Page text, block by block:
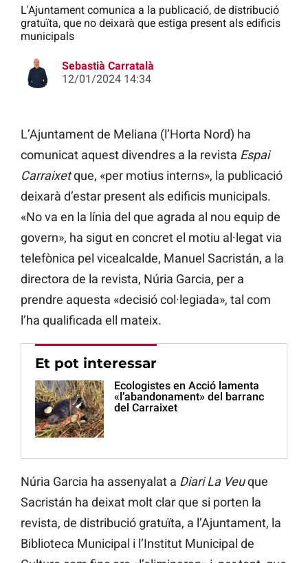
L'Ajuntament comunica a la publicació, de distribució
gratuïta, que no deixarà que estiga present als edificis
municipals
Sebastià Carratalà
12/01/2024 14:34
L’Ajuntament de Meliana (l’Horta Nord) ha
comunicat aquest divendres a la revista Espai
Carraixetque, «per motius interns», la publicació
deixarà d’estar present als edificis municipals.
«No va en la línia del que agrada al nou equip de
govern», ha sigut en concret el motiu al·legat via
telefònica pel vicealcalde, Manuel Sacristán, a la
directora de la revista, Núria Garcia, per a
prendre aquesta «decisió col·legiada», tal com
l’ha qualificada ell mateix.
Et pot interessar
Ecologistes en Acció lamenta
«l’abandonament» del barranc
del Carraixet
Núria Garcia ha assenyalat a Diari La Veuque
Sacristán ha deixat molt clar que si porten la
revista, de distribució gratuïta, a l’Ajuntament, la
Biblioteca Municipal i l’Institut Municipal de